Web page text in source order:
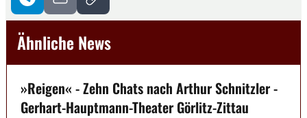
Ähnliche News
»Reigen« - Zehn Chats nach Arthur Schnitzler -
Gerhart-Hauptmann-Theater Görlitz-Zittau